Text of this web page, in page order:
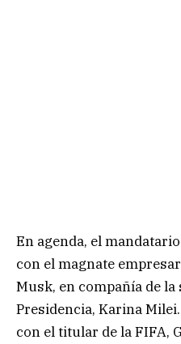
En agenda, el
con el magnate
Musk, en compañía de
Presidencia, Karina
con el titular de la FIFA,